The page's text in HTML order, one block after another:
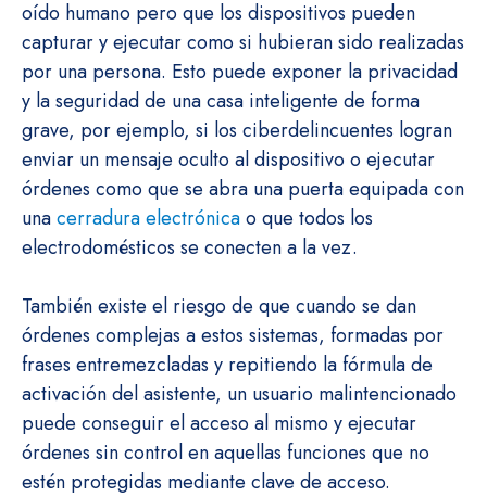
oído humano pero que los dispositivos pueden
capturar y ejecutar como si hubieran sido realizadas
por una persona. Esto puede exponer la privacidad
y la seguridad de una casa inteligente de forma
grave, por ejemplo, si los ciberdelincuentes logran
enviar un mensaje oculto al dispositivo o ejecutar
órdenes como que se abra una puerta equipada con
unacerradura electrónicao que todos los
electrodomésticos se conecten a la vez.
También existe el riesgo de que cuando se dan
órdenes complejas a estos sistemas, formadas por
frases entremezcladas y repitiendo la fórmula de
activación del asistente, un usuario malintencionado
puede conseguir el acceso al mismo y ejecutar
órdenes sin control en aquellas funciones que no
estén protegidas mediante clave de acceso.